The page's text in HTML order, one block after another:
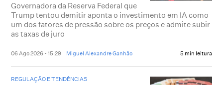
Governadora da Reserva Federal que
Trump tentou demitir aponta o investimento em IA como
um dos fatores de pressão sobre os preços e admite subir
as taxas de juro
06 Ago 2026 - 15:29 Miguel Alexandre Ganhão 5 min leitura
REGULAÇÃO E TENDÊNCIAS